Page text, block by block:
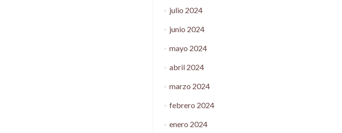
julio 2024
junio 2024
mayo 2024
abril 2024
marzo 2024
febrero 2024
enero 2024